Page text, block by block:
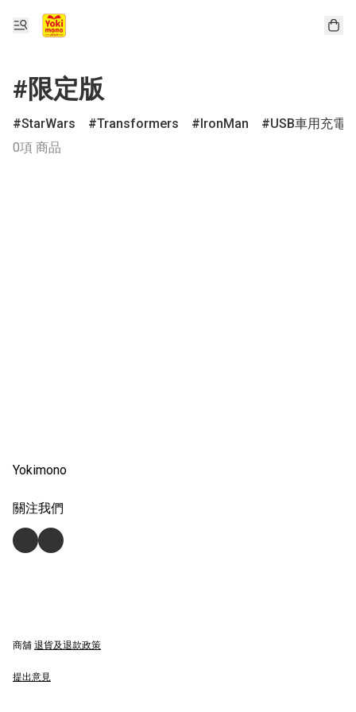
#限定版
StarWars Transformers IronMan
USB車用充電
0項 商品
Yokimono
關注我們
商舖 退貨及退款政策
提出意見